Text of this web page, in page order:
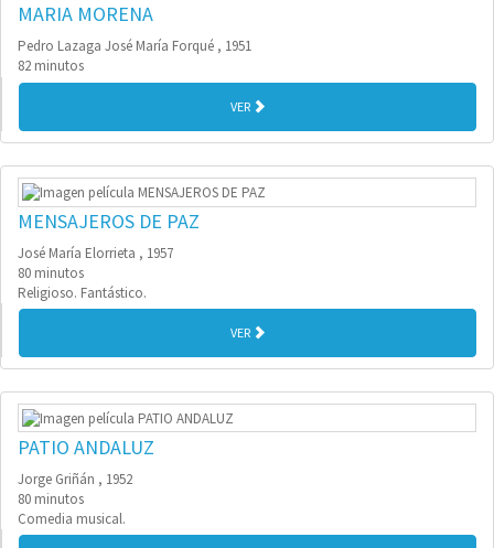
MARIA MORENA
Pedro Lazaga José María Forqué , 1951
82 minutos
VER
MENSAJEROS DE PAZ
José María Elorrieta , 1957
80 minutos
Religioso. Fantástico.
VER
PATIO ANDALUZ
Jorge Griñán , 1952
80 minutos
Comedia musical.